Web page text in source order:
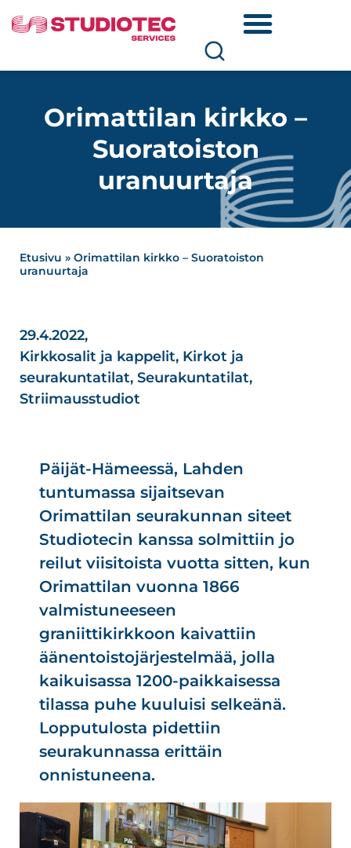
Orimattilan kirkko –
Suoratoiston
uranuurtaja
Etusivu » Orimattilan kirkko – Suoratoiston
uranuurtaja
29.4.2022,
Kirkkosalit ja kappelit, Kirkot ja
seurakuntatilat, Seurakuntatilat,
Striimausstudiot
Päijät-Hämeessä, Lahden
tuntumassa sijaitsevan
Orimattilan seurakunnan siteet
Studiotecin kanssa solmittiin jo
reilut viisitoista vuotta sitten, kun
Orimattilan vuonna 1866
valmistuneeseen
graniittikirkkoon kaivattiin
äänentoistojärjestelmää, jolla
kaikuisassa 1200-paikkaisessa
tilassa puhe kuuluisi selkeänä.
Lopputulosta pidettiin
seurakunnassa erittäin
onnistuneena.